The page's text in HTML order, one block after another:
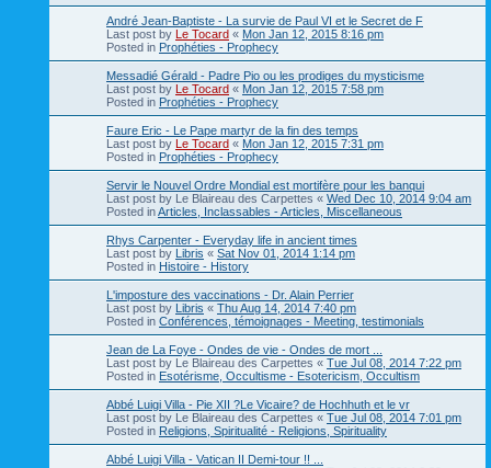
André Jean-Baptiste - La survie de Paul VI et le Secret de F
Last post by Le Tocard « Mon Jan 12, 2015 8:16 pm
Posted in Prophéties - Prophecy
Messadié Gérald - Padre Pio ou les prodiges du mysticisme
Last post by Le Tocard « Mon Jan 12, 2015 7:58 pm
Posted in Prophéties - Prophecy
Faure Eric - Le Pape martyr de la fin des temps
Last post by Le Tocard « Mon Jan 12, 2015 7:31 pm
Posted in Prophéties - Prophecy
Servir le Nouvel Ordre Mondial est mortifère pour les banqui
Last post by Le Blaireau des Carpettes « Wed Dec 10, 2014 9:04 am
Posted inArticles, Inclassables - Articles, Miscellaneous
Rhys Carpenter - Everyday life in ancient times
Last post by Libris « Sat Nov 01, 2014 1:14 pm
Posted in Histoire - History
L'imposture des vaccinations - Dr. Alain Perrier
Last post by Libris « Thu Aug 14, 2014 7:40 pm
Posted in Conférences, témoignages - Meeting, testimonials
Jean de La Foye - Ondes de vie - Ondes de mort ...
Last post by Le Blaireau des Carpettes « Tue Jul 08, 2014 7:22 pm
Posted in Esotérisme, Occultisme - Esotericism, Occultism
Abbé Luigi Villa - Pie XII ?Le Vicaire? de Hochhuth et le vr
Last post by Le Blaireau des Carpettes « Tue Jul 08, 2014 7:01 pm
Posted in Religions, Spiritualité - Religions, Spirituality
Abbé Luigi Villa - Vatican II Demi-tour !! ...